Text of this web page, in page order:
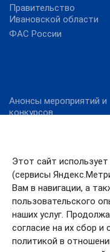
Этот сайт
(сервисы
Вам в навигации, а
пользовательского
наших услуг.
согласие на их сбор и
политикой в
Правительство
Ивановской области
ФАС России
Анонсы мероприятий и
конкурсов
энергосбережения и
повышения
энергоэффективности.
Новости